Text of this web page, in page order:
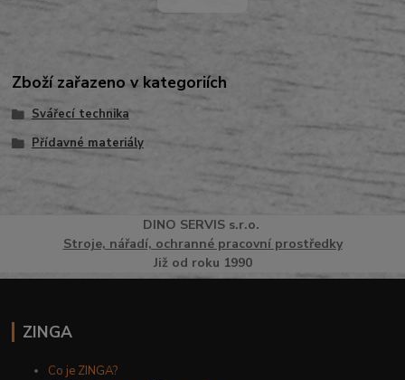
Zboží zařazeno v kategoriích
Svářecí technika
Přídavné materiály
DINO SERVISs.r.o.
Stroje, nářadí, ochranné pracovní prostředky
Již od roku 1990
ZINGA
Co je ZINGA?